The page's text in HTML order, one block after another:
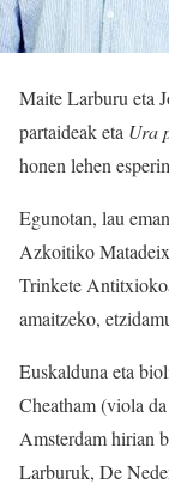
Maite Larburu eta
partaideak eta Ura
honen lehen
Egunotan, lau
Azkoitiko
Trinkete
amaitzeko,
Euskalduna eta
Cheatham (viola
Amsterdam hirian
Larburuk, De